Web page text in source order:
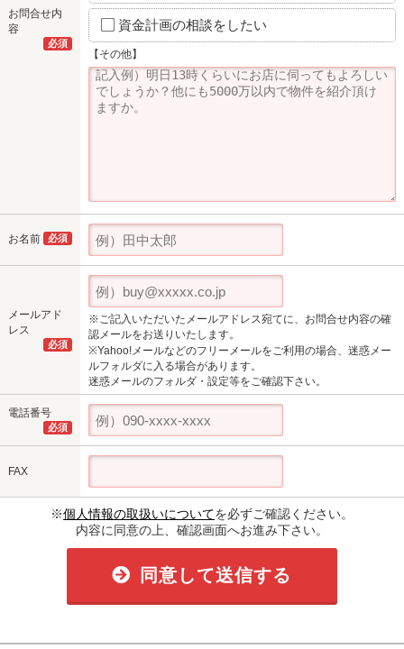
お問合せ内
容
必須
資金計画の相談をしたい
【その他】
お名前 必須
メールアド
レス
必須
※ご記入いただいたメールアドレス宛てに、お問合せ内容の確
認メールをお送りいたします。
※Yahoo!メールなどのフリーメールをご利用の場合、迷惑メー
ルフォルダに入る場合があります。
迷惑メールのフォルダ・設定等をご確認下さい。
電話番号
必須
FAX
※個人情報の取扱いについてを必ずご確認ください。
内容に同意の上、確認画面へお進み下さい。
同意して送信する